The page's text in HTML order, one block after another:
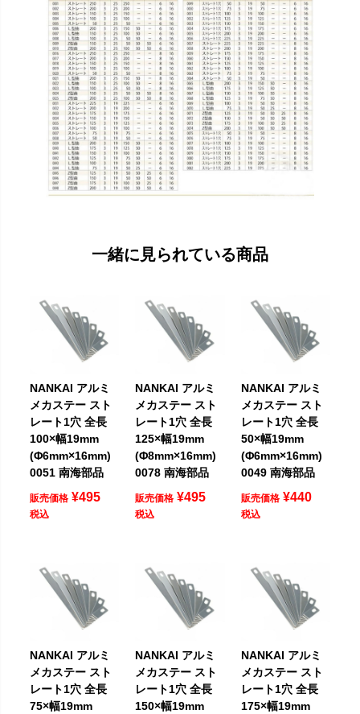
一緒に見られている商品
NANKAI アルミ
メカステー スト
レート1穴 全長
100×幅19mm
(Φ6mm×16mm)
0051 南海部品
販売価格 ¥495
税込
NANKAI アルミ
メカステー スト
レート1穴 全長
125×幅19mm
(Φ8mm×16mm)
0078 南海部品
販売価格 ¥495
税込
NANKAI アルミ
メカステー スト
レート1穴 全長
50×幅19mm
(Φ6mm×16mm)
0049 南海部品
販売価格 ¥440
税込
NANKAI アルミ
メカステー スト
レート1穴 全長
75×幅19mm
NANKAI アルミ
メカステー スト
レート1穴 全長
150×幅19mm
NANKAI アルミ
メカステー スト
レート1穴 全長
175×幅19mm